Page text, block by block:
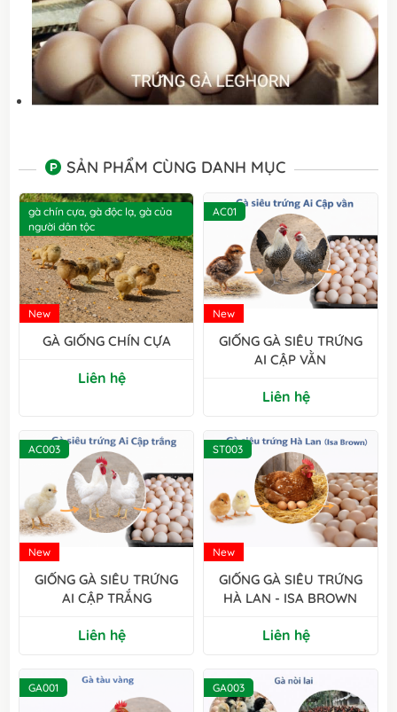
SẢN PHẨM CÙNG DANH MỤC
gà chín cựa, gà độc lạ, gà của
người dân tộc
New
GÀ GIỐNG CHÍN CỰA
Liên hệ
AC01
New
GIỐNG GÀ SIÊU TRỨNG
AI CẬP VẰN
Liên hệ
AC003
New
GIỐNG GÀ SIÊU TRỨNG
AI CẬP TRẮNG
Liên hệ
ST003
New
GIỐNG GÀ SIÊU TRỨNG
HÀ LAN - ISA BROWN
Liên hệ
GA001 GA003